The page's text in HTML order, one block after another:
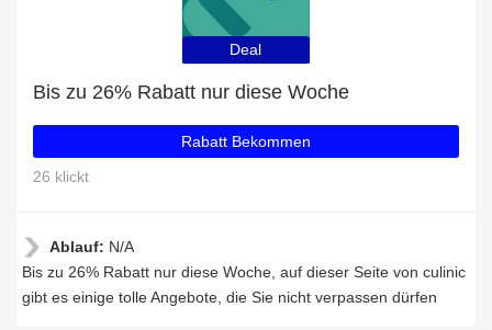
Deal
Bis zu 26% Rabatt nur diese Woche
Rabatt Bekommen
26 klickt
Ablauf: N/A
Bis zu 26% Rabatt nur diese Woche, auf dieser Seite von culinic
gibt es einige tolle Angebote, die Sie nicht verpassen dürfen